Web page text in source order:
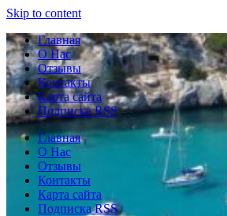
Skip to content
Главная
О Нас
Отзывы
Контакты
Карта сайта
Подписка RSS
Главная
О Нас
Отзывы
Контакты
Карта сайта
Подписка RSS